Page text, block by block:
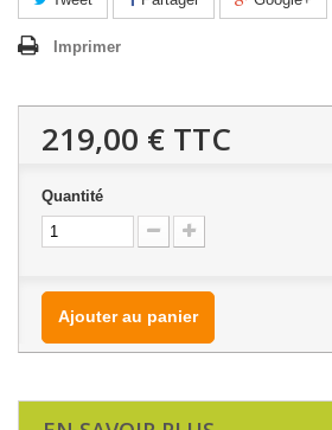
Imprimer
219,00 € TTC
Quantité
Ajouter au panier